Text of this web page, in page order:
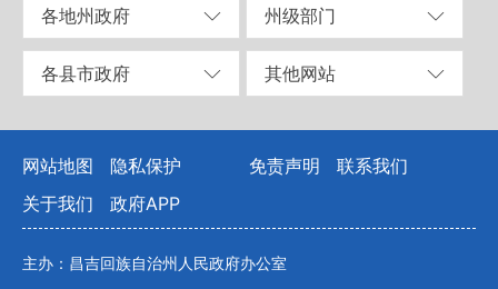
各地州政府 州级部门
各县市政府 其他网站
网站地图 隐私保护 免责声明
联系我们
关于我们
政府APP
主办：昌吉回族自治州人民政府办公室